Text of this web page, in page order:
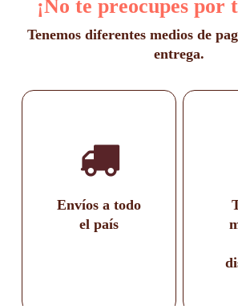
producto
¡No te preocupes por
Tenemos diferentes medios de
entrega.
Envíos a todo
el país